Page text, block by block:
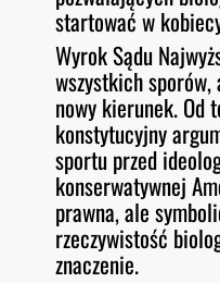
startować w
Wyrok Sądu
wszystkich sporów,
nowy kierunek. Od
konstytucyjny
sportu przed
konserwatywnej
prawna, ale
rzeczywistość
znaczenie.